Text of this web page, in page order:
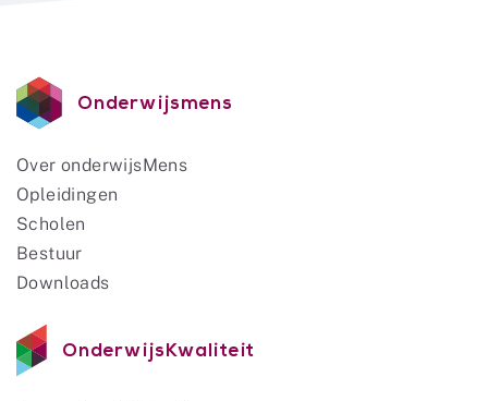
Onderwijsmens
Over onderwijsMens
Opleidingen
Scholen
Bestuur
Downloads
OnderwijsKwaliteit